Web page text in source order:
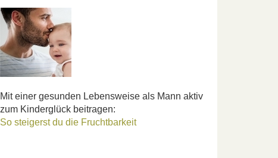
Mit einer gesunden Lebensweise als Mann aktiv
zum Kinderglück beitragen:
So steigerst du die Fruchtbarkeit